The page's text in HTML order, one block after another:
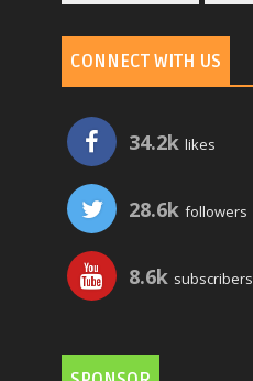
CONNECT WITH US
34.2k likes
28.6k followers
8.6k subscribers